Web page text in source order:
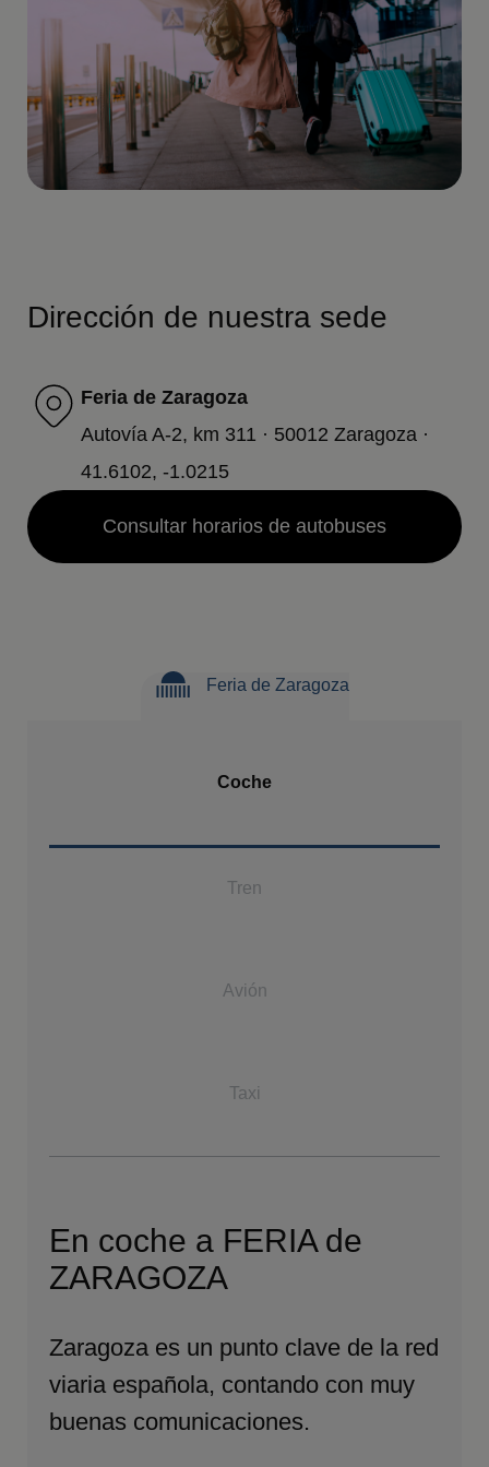
Dirección de nuestra sede
Feria de Zaragoza
Autovía A-2, km 311 · 50012 Zaragoza ·
41.6102, -1.0215
Consultar horarios de autobuses
Feria de Zaragoza
Coche
Tren
Avión
Taxi
En coche a FERIA de
ZARAGOZA
Zaragoza es un punto clave de la red
viaria española, contando con muy
buenas comunicaciones.